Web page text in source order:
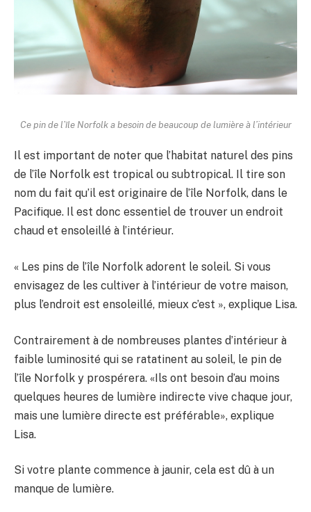
Ce pin de l’île Norfolk a besoin de beaucoup de lumière à l’intérieur
Il est important de noter que l’habitat naturel des pins
de l’île Norfolk est tropical ou subtropical. Il tire son
nom du fait qu’il est originaire de l’île Norfolk, dans le
Pacifique. Il est donc essentiel de trouver un endroit
chaud et ensoleillé à l’intérieur.
« Les pins de l’île Norfolk adorent le soleil. Si vous
envisagez de les cultiver à l’intérieur de votre maison,
plus l’endroit est ensoleillé, mieux c’est », explique Lisa.
Contrairement à de nombreuses plantes d’intérieur à
faible luminosité qui se ratatinent au soleil, le pin de
l’île Norfolk y prospérera. «Ils ont besoin d’au moins
quelques heures de lumière indirecte vive chaque jour,
mais une lumière directe est préférable», explique
Lisa.
Si votre plante commence à jaunir, cela est dû à un
manque de lumière.